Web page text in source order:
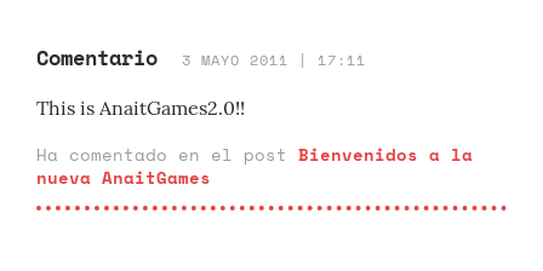
Comentario 3 MAYO 2011 | 17:11
This is AnaitGames2.0!!
Ha comentado en el post Bienvenidos a la
nueva AnaitGames